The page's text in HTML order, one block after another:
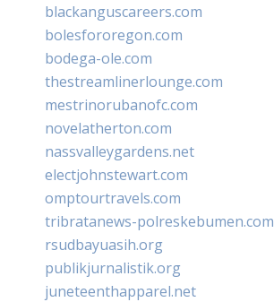
blackanguscareers.com
bolesfororegon.com
bodega-ole.com
thestreamlinerlounge.com
mestrinorubanofc.com
novelatherton.com
nassvalleygardens.net
electjohnstewart.com
omptourtravels.com
tribratanews-polreskebumen.com
rsudbayuasih.org
publikjurnalistik.org
juneteenthapparel.net